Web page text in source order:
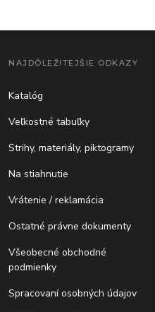
NAJDÔLEŽITEJŠIE ODKAZY
Katalóg
Veľkostné tabuľky
Strihy, materiály, piktogramy
Na stiahnutie
Vrátenie / reklamácia
Ostatné právne dokumenty
Všeobecné obchodné
podmienky
Spracovaní osobných údajov